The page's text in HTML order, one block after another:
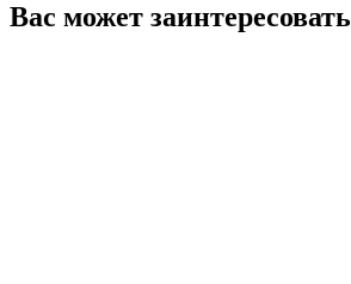
Вас может заинтересовать